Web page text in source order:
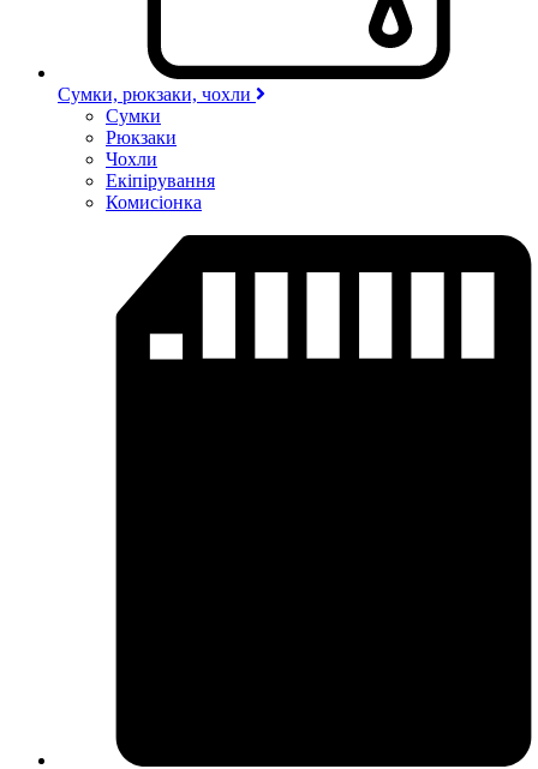
Сумки, рюкзаки, чохли
Сумки
Рюкзаки
Чохли
Екіпірування
Комисіонка